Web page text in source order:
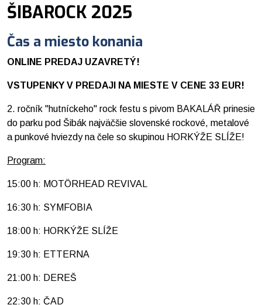
ŠIBAROCK 2025
Čas a miesto konania
ONLINE PREDAJ UZAVRETÝ!
VSTUPENKY V PREDAJI NA MIESTE V CENE 33 EUR!
2. ročník "hutníckeho" rock festu s pivom BAKALÁŘ prinesie
do parku pod Šibák najväčšie slovenské rockové, metalové
a punkové hviezdy na čele so skupinou HORKÝŽE SLÍŽE!
Program:
15:00 h: MOTÖRHEAD REVIVAL
16:30 h: SYMFOBIA
18:00 h: HORKÝŽE SLÍŽE
19:30 h: ETTERNA
21:00 h: DEREŠ
22:30 h: ČAD